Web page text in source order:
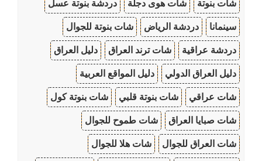
شات بنوتة شات هوى دجلة دردشة بنوتة عسل
سينمانا دردشة الرياض شات بنوتة للجوال
دردشة عراقية شات ترند العراق دليل العراق
دليل العراق الدولي دليل المواقع العربية
شات عراقي شات بنوتة قلبي شات بنوتة كول
شات صبايا العراق شات طموح للجوال
شات العراق للجوال شات هلا للجوال